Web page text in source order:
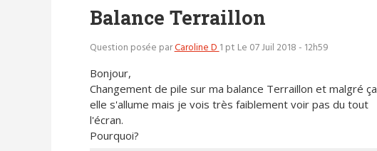
Balance Terraillon
Question posée parCaroline D1 pt Le 07 Juil 2018 - 12h59
Bonjour,
Changement de pile sur ma balance Terraillon et malgré ça
elle s'allume mais je vois très faiblement voir pas du tout
l'écran.
Pourquoi?